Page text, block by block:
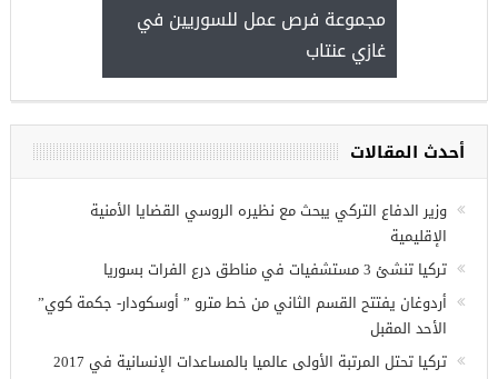
مجموعة فرص عمل للسوريين في
غازي عنتاب
أحدث المقالات
وزير الدفاع التركي يبحث مع نظيره الروسي القضايا الأمنية
الإقليمية
تركيا تنشئ 3 مستشفيات في مناطق درع الفرات بسوريا
أردوغان يفتتح القسم الثاني من خط مترو ” أوسكودار- جكمة كوي”
الأحد المقبل
تركيا تحتل المرتبة الأولى عالميا بالمساعدات الإنسانية في 2017